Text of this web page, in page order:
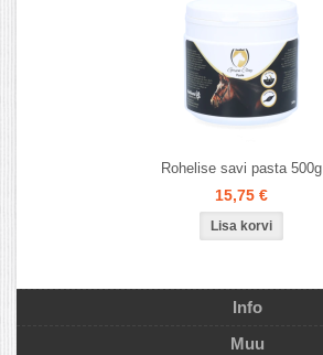
Rohelise savi pasta 500g
15,75 €
Info
Muu